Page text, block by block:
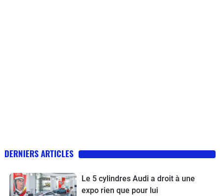
DERNIERS ARTICLES
Le 5 cylindres Audi a droit à une
expo rien que pour lui